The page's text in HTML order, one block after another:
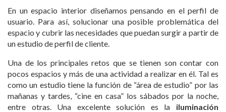
En un espacio interior diseñamos pensando en el perfil de
usuario. Para así, solucionar una posible problemática del
espacio y cubrir las necesidades que puedan surgir a partir de
un estudio de perfil de cliente.
Una de los principales retos que se tienen son contar con
pocos espacios y más de una actividad a realizar en él. Tal es
como un estudio tiene la función de “área de estudio” por las
mañanas y tardes, “cine en casa” los sábados por la noche,
entre otras. Una excelente solución es la iluminación